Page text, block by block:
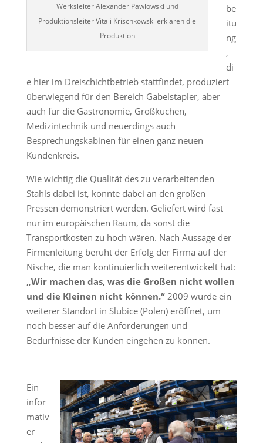
Werksleiter Alexander Pawlowski und
Produktionsleiter Vitali Krischkowski erklären die
Produktion
be
itu
ng
,
di
e hier im Dreischichtbetrieb stattfindet, produziert
überwiegend für den Bereich Gabelstapler, aber
auch für die Gastronomie, Großküchen,
Medizintechnik und neuerdings auch
Besprechungskabinen für einen ganz neuen
Kundenkreis.
Wie wichtig die Qualität des zu verarbeitenden
Stahls dabei ist, konnte dabei an den großen
Pressen demonstriert werden. Geliefert wird fast
nur im europäischen Raum, da sonst die
Transportkosten zu hoch wären. Nach Aussage der
Firmenleitung beruht der Erfolg der Firma auf der
Nische, die man kontinuierlich weiterentwickelt hat:
„Wir machen das, was die Großen nicht wollen
und die Kleinen nicht können.“2009 wurde ein
weiterer Standort in Slubice (Polen) eröffnet, um
noch besser auf die Anforderungen und
Bedürfnisse der Kunden eingehen zu können.
Ein
infor
mativ
er